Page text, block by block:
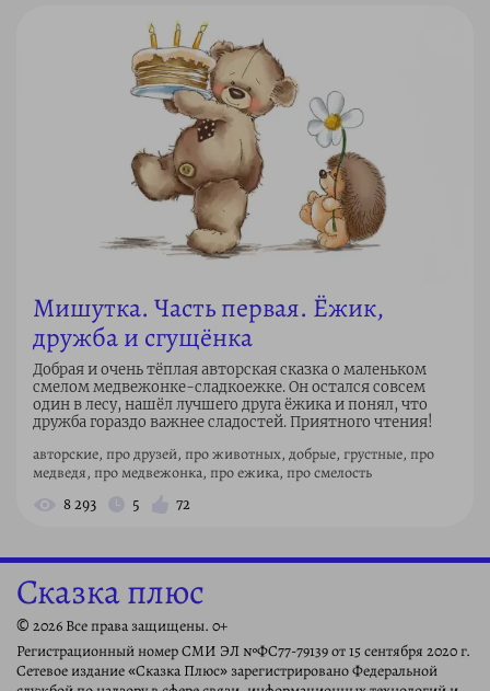
Мишутка. Часть первая. Ёжик,
дружба и сгущёнка
Добрая и очень тёплая авторская сказка о маленьком
смелом медвежонке-сладкоежке. Он остался совсем
один в лесу, нашёл лучшего друга ёжика и понял, что
дружба гораздо важнее сладостей. Приятного чтения!
авторские, про друзей, про животных, добрые, грустные, про
медведя, про медвежонка, про ежика, про смелость
8 293 5 72
Сказка плюс
© 2026 Все права защищены. 0+
Регистрационный номер СМИ ЭЛ №ФС77-79139 от 15 сентября 2020 г.
Сетевое издание «Сказка Плюс» зарегистрировано Федеральной